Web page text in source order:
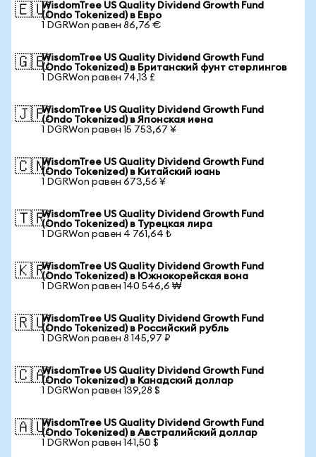
🇪🇺WisdomTree US Quality Dividend Growth Fund
(Ondo Tokenized) в Евро
1 DGRWon равен 86,76 €
🇬🇧WisdomTree US Quality Dividend Growth Fund
(Ondo Tokenized) в Британский фунт стерлингов
1 DGRWon равен 74,13 £
🇯🇵WisdomTree US Quality Dividend Growth Fund
(Ondo Tokenized) в Японская иена
1 DGRWon равен 15 753,67 ¥
🇨🇳WisdomTree US Quality Dividend Growth Fund
(Ondo Tokenized) в Китайский юань
1 DGRWon равен 673,56 ¥
🇹🇷WisdomTree US Quality Dividend Growth Fund
(Ondo Tokenized) в Турецкая лира
1 DGRWon равен 4 761,64 ₺
🇰🇷WisdomTree US Quality Dividend Growth Fund
(Ondo Tokenized) в Южнокорейская вона
1 DGRWon равен 140 546,6 ₩
🇷🇺WisdomTree US Quality Dividend Growth Fund
(Ondo Tokenized) в Российский рубль
1 DGRWon равен 8 145,97 ₽
🇨🇦WisdomTree US Quality Dividend Growth Fund
(Ondo Tokenized) в Канадский доллар
1 DGRWon равен 139,28 $
🇦🇺WisdomTree US Quality Dividend Growth Fund
(Ondo Tokenized) в Австралийский доллар
1 DGRWon равен 141,50 $